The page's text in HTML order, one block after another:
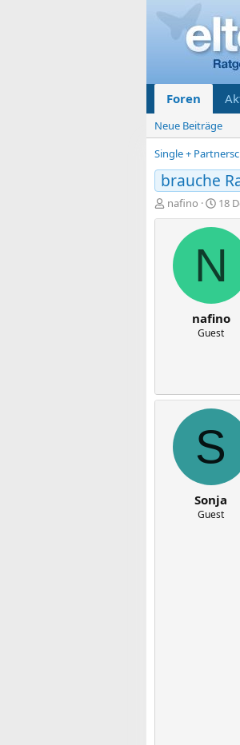
Foren
Neue Beiträge
Single +
brauche
E
r
nafino
E
r
s
l
t
a
m
18
N
nafino
Guest
S
Sonja
Guest